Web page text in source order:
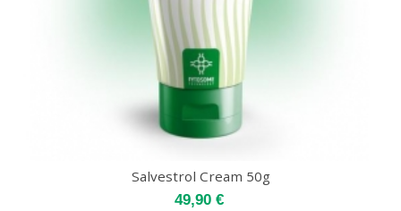
Salvestrol Cream 50g
49,90 €